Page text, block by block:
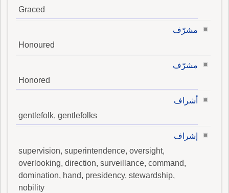
Graced
مشرّف
Honoured
مشرّف
Honored
أشراف
gentlefolk, gentlefolks
إشراف
supervision, superintendence, oversight,
overlooking, direction, surveillance, command,
domination, hand, presidency, stewardship,
nobility